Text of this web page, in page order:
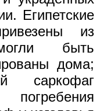
Египетские
из
быть
дома;
саркофаг